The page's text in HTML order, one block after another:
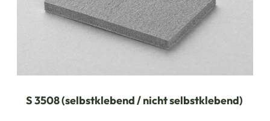
S 3508 (selbstklebend / nicht selbstklebend)